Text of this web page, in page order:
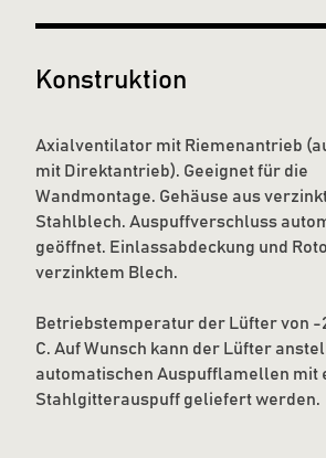
Konstruktion
Axialventilator mit Riemenantrieb
mit Direktantrieb). Geeignet für die
Wandmontage. Gehäuse aus
Stahlblech. Auspuffverschluss
geöffnet. Einlassabdeckung und
verzinktem Blech.
Betriebstemperatur der Lüfter von -
C. Auf Wunsch kann der Lüfter
automatischen Auspufflamellen mit
Stahlgitterauspuff geliefert werden.